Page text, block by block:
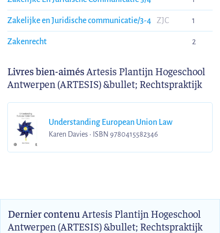
Zakelijke en Juridische communicatie/3-4 ZJC 1
Zakenrecht 2
Livres bien-aimés Artesis Plantijn Hogeschool
Antwerpen (ARTESIS) &bullet; Rechtspraktijk
Understanding European Union Law
Karen Davies • ISBN 9780415582346
Dernier contenu Artesis Plantijn Hogeschool
Antwerpen (ARTESIS) &bullet; Rechtspraktijk